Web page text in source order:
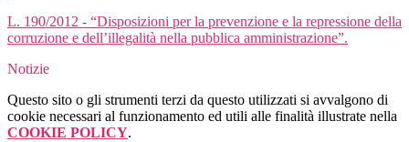
L. 190/2012 - “Disposizioni per la prevenzione e la repressione della
corruzione e dell’illegalità nella pubblica amministrazione”.
Notizie
Questo sito o gli strumenti terzi da questo utilizzati si avvalgono di
cookie necessari al funzionamento ed utili alle finalità illustrate nella
COOKIE POLICY.